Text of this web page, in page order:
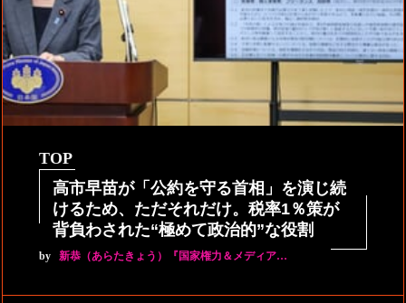
TOP
高市早苗が「公約を守る首相」を演じ続
けるため、ただそれだけ。税率1％策が
背負わされた“極めて政治的”な役割
by 新恭（あらたきょう）『国家権力＆メディア…